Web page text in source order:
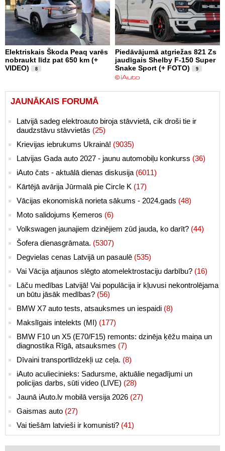
Elektriskais Škoda Peaq varēs
nobraukt līdz pat 650 km (+
VIDEO)
8
Piedāvājumā atgriežas 821 Zs
jaudīgais Shelby F-150 Super
Snake Sport (+ FOTO)
9
JAUNĀKAIS FORUMĀ
Latvijā sadeg elektroauto biroja stāvvietā, cik droši tie ir
daudzstāvu stāvvietās (25)
Krievijas iebrukums Ukrainā! (9035)
Latvijas Gada auto 2027 - jaunu automobiļu konkurss (36)
iAuto čats - aktuālā dienas diskusija (6011)
Kārtējā avārija Jūrmalā pie Circle K (17)
Vācijas ekonomiskā norieta sākums - 2024.gads (48)
Moto salidojums Ķemeros (6)
Volkswagen jaunajiem dzinējiem zūd jauda, ko darīt? (44)
Šofera dienasgrāmata. (5307)
Degvielas cenas Latvijā un pasaulē (535)
Vai Vācija atjaunos slēgto atomelektrostaciju darbību? (16)
Lāču medības Latvijā! Vai populācija ir kļuvusi nekontrolējama
un būtu jāsāk medības? (56)
BMW X7 auto tests, atsauksmes un iespaidi (8)
Makslīgais intelekts (MI) (177)
BMW F10 un X5 (E70/F15) remonts: dzinēja ķēžu maiņa un
diagnostika Rīgā, atsauksmes (7)
Dīvaini transportlīdzekļi uz ceļa. (8)
iAuto aculiecinieks: Sadursme, aktuālie negadījumi un
policijas darbs, sūti video (LIVE) (28)
Jaunā iAuto.lv mobilā versija 2026 (27)
Gaismas auto (27)
Vai tiešām latvieši ir komunisti? (41)